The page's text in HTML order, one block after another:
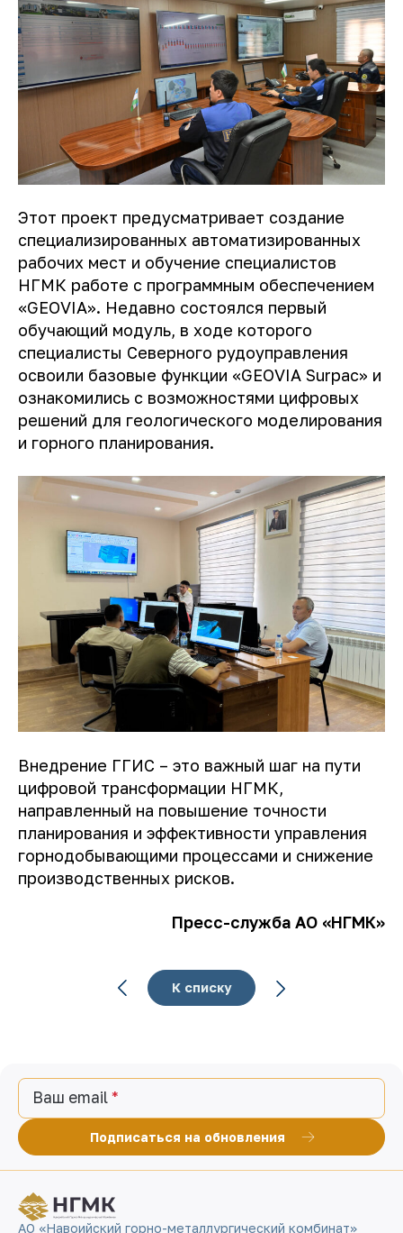
Этот проект предусматривает создание
специализированных автоматизированных
рабочих мест и обучение специалистов
НГМК работе с программным обеспечением
«GEOVIA». Недавно состоялся первый
обучающий модуль, в ходе которого
специалисты Северного рудоуправления
освоили базовые функции «GEOVIA Surpac» и
ознакомились с возможностями цифровых
решений для геологического моделирования
и горного планирования.
Внедрение ГГИС – это важный шаг на пути
цифровой трансформации НГМК,
направленный на повышение точности
планирования и эффективности управления
горнодобывающими процессами и снижение
производственных рисков.
Пресс-служба АО «НГМК»
К списку
Ваш email
Подписаться на обновления
АО «Навоийский горно-металлургический комбинат»